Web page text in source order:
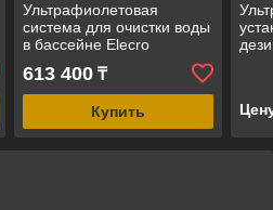
Ультрафиолетовая
система для очистки воды
в бассейне Elecro
Quantum Q-130-UK
(мощность = 110 Вт)
613 400₸
Купить